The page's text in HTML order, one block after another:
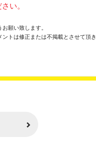
い。
願い致します。
トは修正または不掲載とさせて頂き